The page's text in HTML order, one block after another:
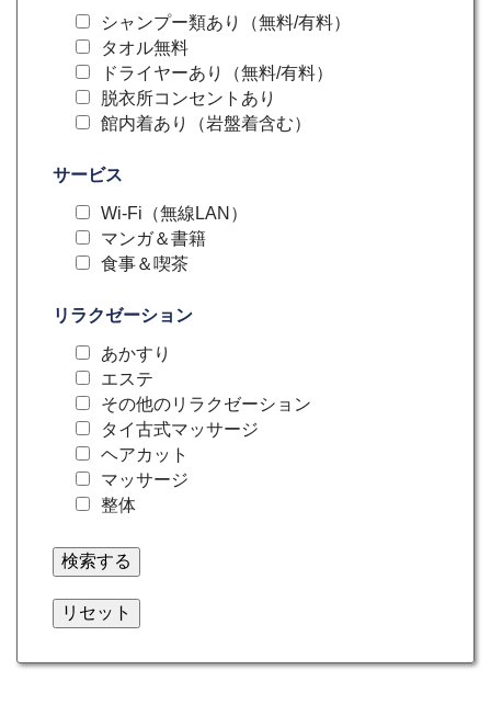
シャンプー類あり（無料/有料）
タオル無料
ドライヤーあり（無料/有料）
脱衣所コンセントあり
館内着あり（岩盤着含む）
サービス
Wi-Fi（無線LAN）
マンガ＆書籍
食事＆喫茶
リラクゼーション
あかすり
エステ
その他のリラクゼーション
タイ古式マッサージ
ヘアカット
マッサージ
整体